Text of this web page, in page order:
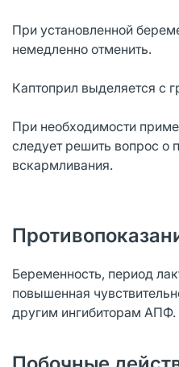
При установленной
немедленно отменить.
Каптоприл выделяется с
При необходимости
следует решить вопрос о
вскармливания.
Беременность, период
повышенная
другим ингибиторам АПФ.